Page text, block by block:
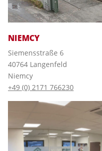
NIEMCY
Siemensstraße 6
40764 Langenfeld
Niemcy
+49 (0) 2171 766230